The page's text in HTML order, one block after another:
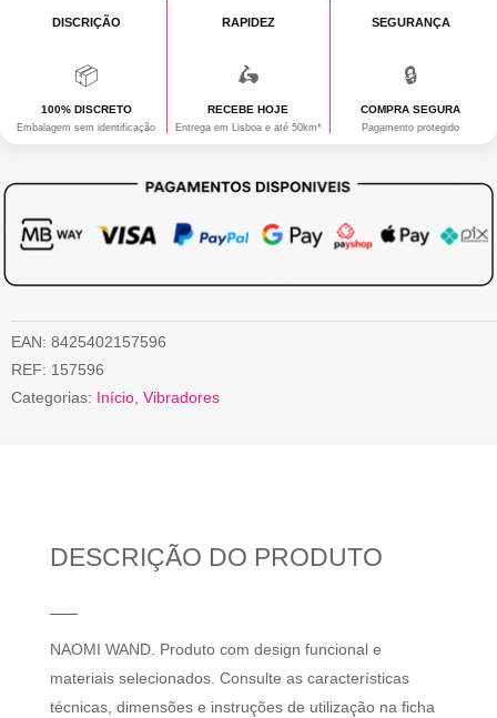
DISCRIÇÃO
📦
100% DISCRETO
Embalagem sem identificação
RAPIDEZ
🛵
RECEBE HOJE
Entrega em Lisboa e até 50km*
SEGURANÇA
🔒
COMPRA SEGURA
Pagamento protegido
EAN: 8425402157596
REF: 157596
Categorias: Início Vibradores
DESCRIÇÃO DO PRODUTO
NAOMI WAND. Produto com design funcional e
materiais selecionados. Consulte as características
técnicas, dimensões e instruções de utilização na ficha